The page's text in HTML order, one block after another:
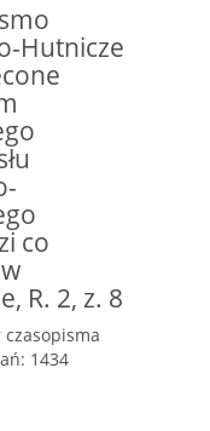
Hutnicze
co
R. 2, z. 8
1434